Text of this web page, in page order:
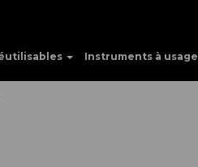
Instruments à